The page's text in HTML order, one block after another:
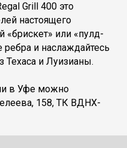
Grill 400 это
настоящего
«брискет» или «пулд-
и наслаждайтесь
Техаса и Луизианы.
в Уфе можно
158, ТК ВДНХ-